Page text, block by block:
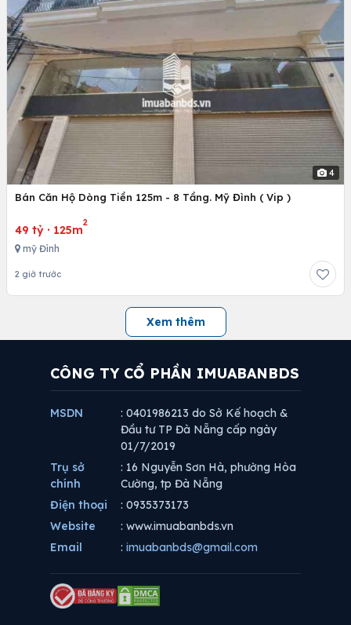
4
Bán Căn Hộ Dòng Tiền 125m - 8 Tầng. Mỹ Đình ( Vip )
49 tỷ · 125m
2
mỹ Đình
2 giờ trước
Xem thêm
CÔNG TY CỔ PHẦN IMUABANBDS
MSDN
: 0401986213 do Sở Kế hoạch &
Đầu tư TP Đà Nẵng cấp ngày
01/7/2019
Trụ sở
chính
: 16 Nguyễn Sơn Hà, phường Hòa
Cường, tp Đà Nẵng
Điện thoại
: 0935373173
Website
: www.imuabanbds.vn
Email
: imuabanbds@gmail.com